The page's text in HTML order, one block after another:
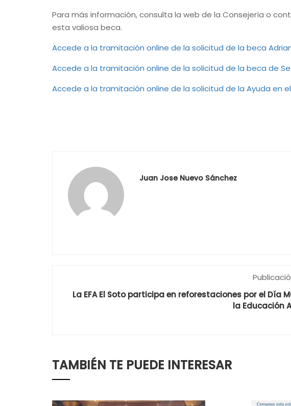
Para más información, consulta la web de la Consejería o
esta valiosa beca.
Accede a la tramitación online de la solicitud de la beca
Accede a la tramitación online de la solicitud de la beca de
Accede a la tramitación online de la solicitud de la Ayuda en
Juan Jose Nuevo Sánchez
La EFA El Soto participa en reforestaciones por el Día
la Educación
TAMBIÉN TE PUEDE INTERESAR